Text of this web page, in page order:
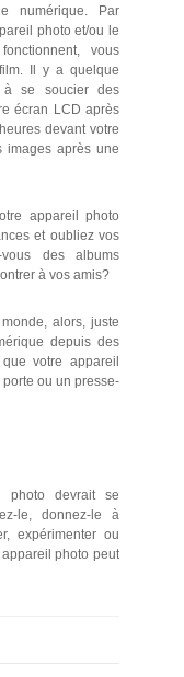
numérique. Par
photo et/ou le
vous
Il y a quelque
se soucier des
écran LCD après
devant votre
images après une
appareil photo
et oubliez vos
vous des albums
à vos amis?
alors, juste
depuis des
votre appareil
ou un presse-
photo devrait se
le, donnez-le à
expérimenter ou
photo peut